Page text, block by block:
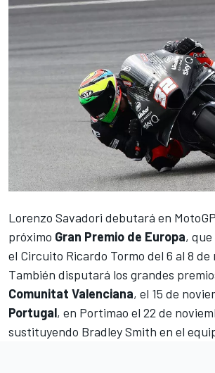
Lorenzo Savadori debutará en MotoGP
próximo Gran Premio de Europa,
el Circuito Ricardo Tormo del 6 al 8 de
También disputará los grandes
Comunitat Valenciana, el 15 de
Portugal, en Portimao el 22 de
sustituyendo Bradley Smith en el